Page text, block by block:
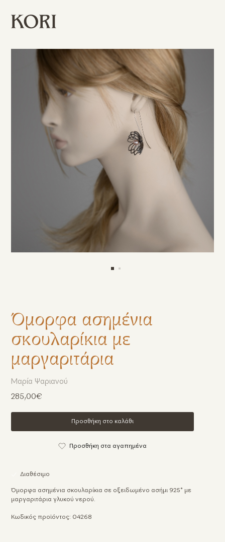
Μαρία Ψαριανού
285,00€
Προσθήκη στο καλάθι
Προσθήκη στα αγαπημένα
Διαθέσιμο
Όμορφα ασημένια σκουλαρίκια σε οξειδωμένο ασήμι 925° με
μαργαριτάρια γλυκού νερού.
Κωδικός προϊόντος: 04268
Όμορφα ασημένια
σκουλαρίκια με
μαργαριτάρια